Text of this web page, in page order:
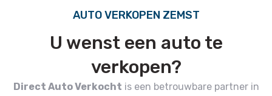
AUTO VERKOPEN ZEMST
U wenst een auto te
verkopen?
Direct Auto Verkocht is een betrouwbare partner in